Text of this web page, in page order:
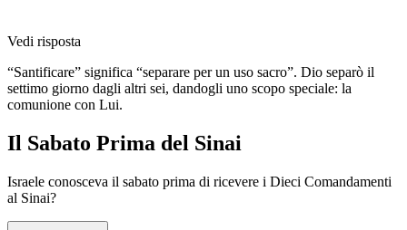
Vedi risposta
“Santificare” significa “separare per un uso sacro”. Dio separò il
settimo giorno dagli altri sei, dandogli uno scopo speciale: la
comunione con Lui.
Il Sabato Prima del Sinai
Israele conosceva il sabato prima di ricevere i Dieci Comandamenti
al Sinai?